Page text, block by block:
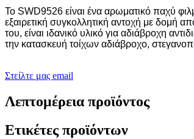
Το SWD9526 είναι ένα αρωματικό παχύ
εξαιρετική συγκολλητική αντοχή με δομή
του, είναι ιδανικό υλικό για αδιάβροχη
την κατασκευή τοίχων αδιάβροχο,
Στείλτε μας email
Λεπτομέρεια προϊόντος
Ετικέτες προϊόντων